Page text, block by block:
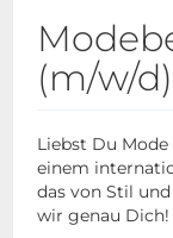
(m/w/d)
Liebst Du
einem
das von Stil
wir genau Dich!